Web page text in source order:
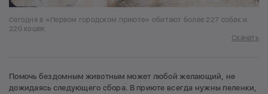
Сегодня в «Первом городском приюте» обитают более 227 собак и
220 кошек
Скачать
Помочь бездомным животным может любой желающий, не
дожидаясь следующего сбора. В приюте всегда нужны пеленки,